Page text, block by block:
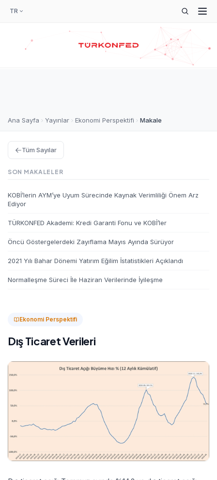
TR
Ana Sayfa Yayınlar Ekonomi Perspektifi Makale
Ekonomi Perspektifi
Dış Ticaret Verileri
Tüm Sayılar
SON MAKALELER
KOBİ’lerin AYM’ye Uyum Sürecinde Kaynak Verimliliği Önem Arz
Ediyor
TÜRKONFED Akademi: Kredi Garanti Fonu ve KOBİ’ler
Öncü Göstergelerdeki Zayıflama Mayıs Ayında Sürüyor
2021 Yılı Bahar Dönemi Yatırım Eğilim İstatistikleri Açıklandı
Normalleşme Süreci İle Haziran Verilerinde İyileşme